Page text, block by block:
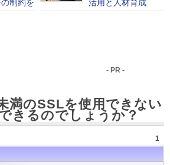
- PR -
満のSSLを使用できない
きるのでしょうか？
1